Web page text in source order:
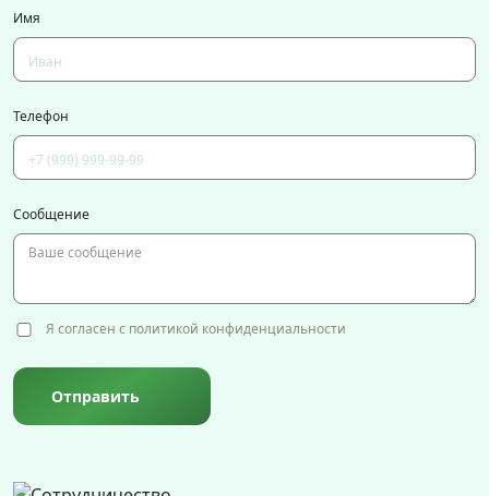
Имя
Телефон
Сообщение
Я согласен с политикой конфиденциальности
Отправить